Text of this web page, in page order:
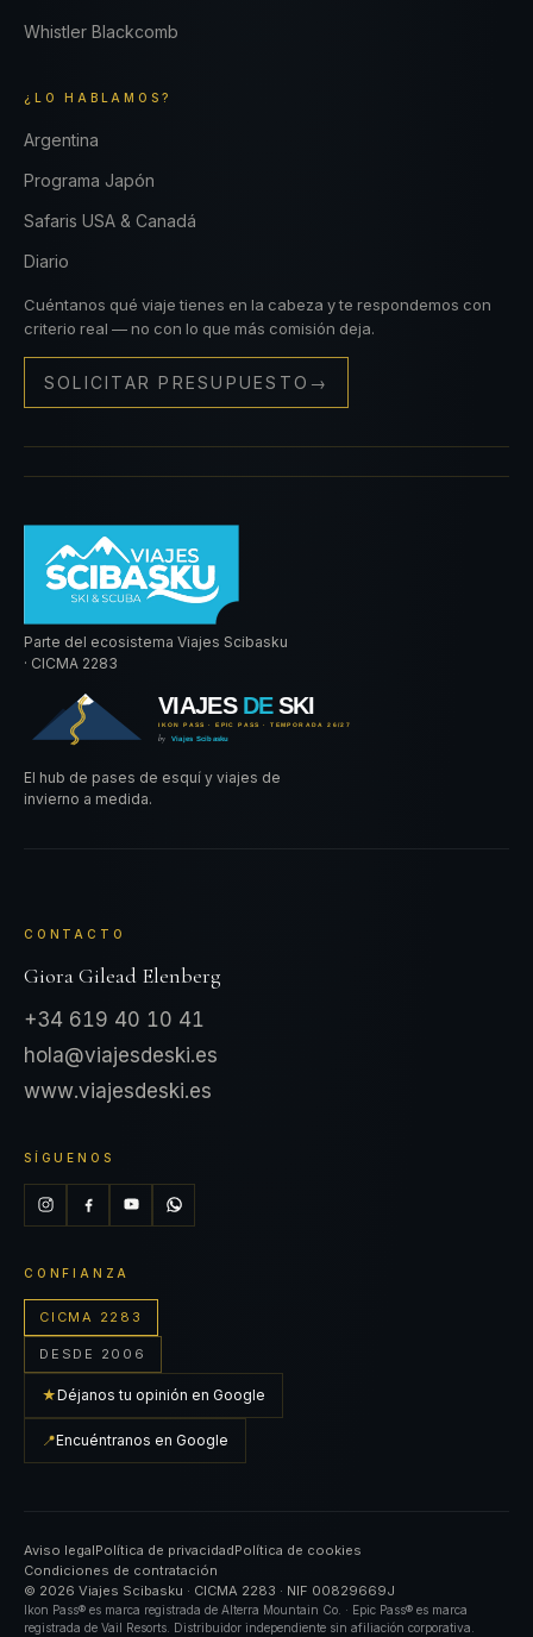
Whistler Blackcomb
¿LO HABLAMOS?
Argentina
Programa Japón
Safaris USA & Canadá
Diario
Cuéntanos qué viaje tienes en la cabeza y te respondemos con
criterio real — no con lo que más comisión deja.
SOLICITAR PRESUPUESTO →
Parte del ecosistema Viajes Scibasku
· CICMA 2283
El hub de pases de esquí y viajes de
invierno a medida.
CONTACTO
Giora Gilead Elenberg
+34 619 40 10 41
hola@viajesdeski.es
www.viajesdeski.es
SÍGUENOS
CONFIANZA
CICMA 2283
DESDE 2006
★Déjanos tu opinión en Google
📍Encuéntranos en Google
Aviso legalPolítica de privacidadPolítica de cookies
Condiciones de contratación
© 2026 Viajes Scibasku · CICMA 2283 · NIF 00829669J
Ikon Pass® es marca registrada de Alterra Mountain Co. · Epic Pass® es marca
registrada de Vail Resorts. Distribuidor independiente sin afiliación corporativa.